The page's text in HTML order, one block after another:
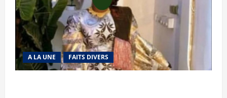
A LA UNE FAITS DIVERS